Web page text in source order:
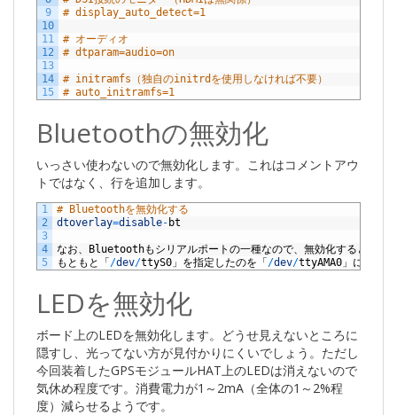
9
10
11
12
13
14
15
# display_auto_detect=1
# オーディオ
# dtparam=audio=on
# initramfs（独自のinitrdを使用しなければ不要）
# auto_initramfs=1
Bluetoothの無効化
いっさい使わないので無効化します。これはコメントアウ
トではなく、行を追加します。
1
2
3
4
5
# Bluetoothを無効化する
dtoverlay=disable- bt
なお、 Bluetoothもシリアルポートの一種なので、無効化するとデ
もともと「/dev/ttyS0 」を指定したのを「/dev/ttyAMA0 」に変更
LEDを無効化
ボード上のLEDを無効化します。どうせ見えないところに
隠すし、光ってない方が見付かりにくいでしょう。ただし
今回装着したGPSモジュールHAT上のLEDは消えないので
気休め程度です。消費電力が1～2mA（全体の1～2%程
度）減らせるようです。